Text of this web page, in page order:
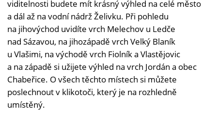
viditelnosti budete mít krásný výhled na celé město
a dál až na vodní nádrž Želivku. Při pohledu
na jihovýchod uvidíte vrch Melechov u Ledče
nad Sázavou, na jihozápadě vrch Velký Blaník
u Vlašimi, na východě vrch Fiolník a Vlastějovic
a na západě si užijete výhled na vrch Jordán a obec
Chabeřice. O všech těchto místech si můžete
poslechnout v klikotoči, který je na rozhledně
umístěný.